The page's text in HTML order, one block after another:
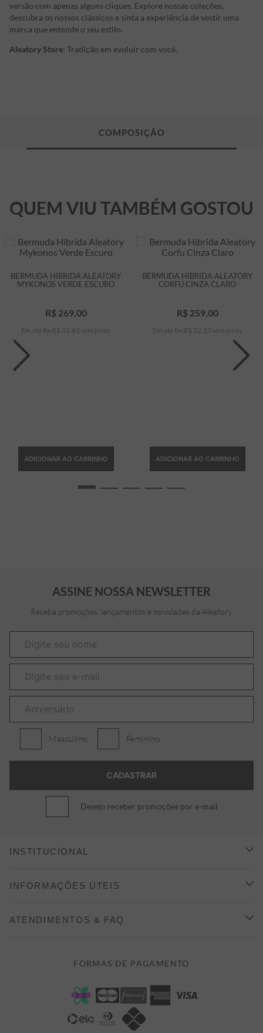
versão com apenas alguns cliques. Explore nossas coleções,
descubra os nossos clássicos e sinta a experiência de vestir uma
marca que entende o seu estilo.
Aleatory Store: Tradição em evoluir com você.
QUEM VIU TAMBÉM GOSTOU
BERMUDA HÍBRIDA ALEATORY
MYKONOS VERDE ESCURO
R$ 269,00
Em até 8 x R$ 33 62 sem juros
ADICIONAR AO CARRINHO
BERMUDA HÍBRIDA ALEATORY
CORFU CINZA CLARO
R$ 259,00
Em até 8 x R$ 32 37 sem juros
ADICIONAR AO CARRINHO
ASSINE NOSSA NEWSLETTER
Receba promoções, lançamentos e novidades da Aleatory
Masculino Feminino
Desejo receber promoções por e-mail
INSTITUCIONAL
CONHEÇA A ALEATORY
INFORMAÇÕES ÚTEIS
FORMAS DE PAGAMENTO
POLÍTICA DE PRIVACIDADE
ATENDIMENTOS & FAQ
FORMAS DE PAGAMENTO